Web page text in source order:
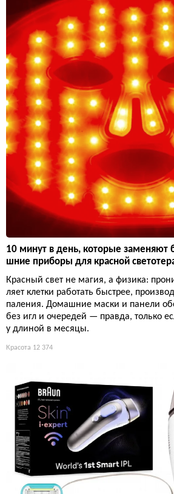
10 минут в день, которые заменяют
шние приборы для красной
Красный свет не магия, а физика:
ляет клетки работать быстрее,
паления. Домашние маски и панели
без игл и очередей — правда, только
у длиной в месяцы.
Красота 12 374